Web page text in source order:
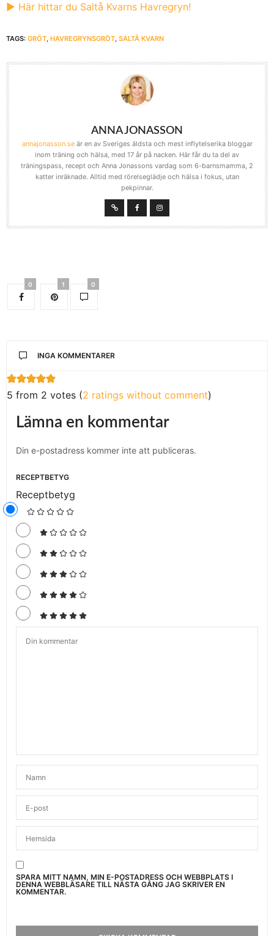
▶︎ Här hittar du Saltå Kvarns Havregryn!
TAGS: GRÖT, HAVREGRYNSGRÖT, SALTÅ KVARN
ANNA JONASSON
annajonasson.seär en av Sveriges äldsta och mest inflytelserika bloggar
inom träning och hälsa, med 17 år på nacken. Här får du ta del av
träningspass, recept och Anna Jonassons vardag som 6-barnsmamma, 2
katter inräknade. Alltid med rörelseglädje och hälsa i fokus, utan
pekpinnar.
0 1 0
INGA KOMMENTARER
5 from 2 votes (2 ratings without comment)
Lämna en kommentar
Din e-postadress kommer inte att publiceras.
RECEPTBETYG
Receptbetyg
SPARA MITT NAMN, MIN E-POSTADRESS OCH WEBBPLATS I
DENNA WEBBLÄSARE TILL NÄSTA GÅNG JAG SKRIVER EN
KOMMENTAR.